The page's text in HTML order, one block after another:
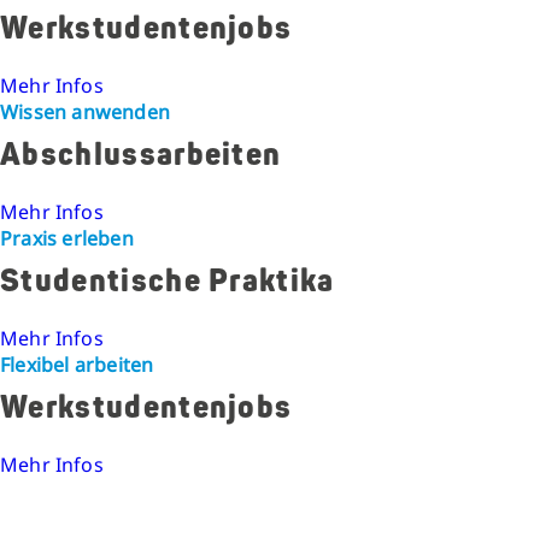
Werkstudentenjobs
Mehr Infos
Wissen anwenden
Abschlussarbeiten
Mehr Infos
Praxis erleben
Studentische Praktika
Mehr Infos
Flexibel arbeiten
Werkstudentenjobs
Mehr Infos